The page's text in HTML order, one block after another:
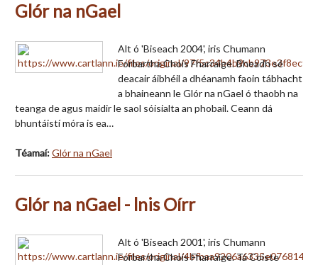
Glór na nGael
Alt ó 'Biseach 2004', iris Chumann
Forbartha Chois Fharraige. Bheadh sé
deacair áibhéil a dhéanamh faoin tábhacht
a bhaineann le Glór na nGael ó thaobh na
teanga de agus maidir le saol sóisialta an phobail. Ceann dá
bhuntáistí móra is ea…
Téamaí:Glór na nGael
Glór na nGael - lnis Oírr
Alt ó 'Biseach 2001', iris Chumann
Forbartha Chois Fharraige. Tá Coiste